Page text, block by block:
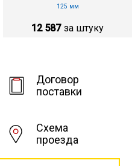
125 мм
12 587 за штуку
Договор
поставки
Схема
проезда